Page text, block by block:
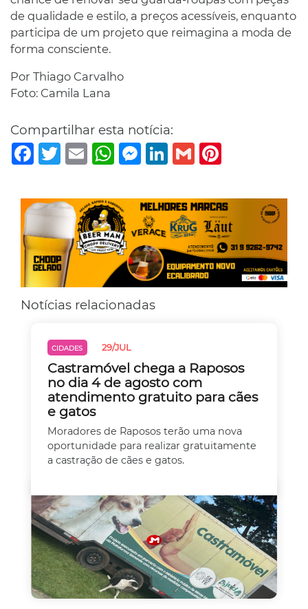
de qualidade e estilo, a preços acessíveis, enquanto
participa de um projeto que reimagina a moda de
forma consciente.
Por Thiago Carvalho
Foto: Camila Lana
Compartilhar esta notícia:
Facebook
TwitterEmail WhatsAppMessenger
LinkedIn
Gmail
Notícias relacionadas
CIDADES 29/JUL
Castramóvel chega a Raposos
no dia 4 de agosto com
atendimento gratuito para cães
e gatos
Moradores de Raposos terão uma nova
oportunidade para realizar gratuitamente
a castração de cães e gatos.